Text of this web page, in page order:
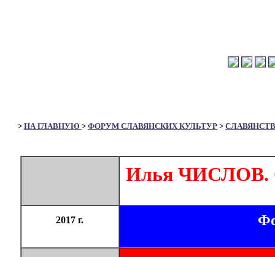
> НА ГЛАВНУЮ > ФОРУМ СЛАВЯНСКИХ КУЛЬТУР >
Илья ЧИСЛОВ.
2017 г.